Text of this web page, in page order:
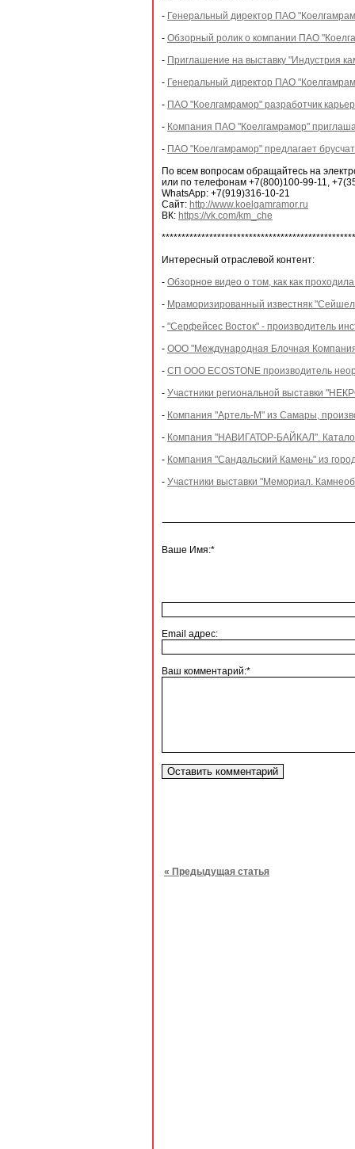
- Генеральный директор ПАО
- Обзорный ролик о компании ПАО
- Приглашение на выставку "Индустрия
- Генеральный директор ПАО
- ПАО "Коелгамрамор" разработчик
- Компания ПАО "Коелгамрамор"
- ПАО "Коелгамрамор" предлагает
По всем вопросам обращайтесь на
или по телефонам +7(800)100-99-11,
WhatsApp: +7(919)316-10-21
Сайт: http://www.koelgamramor.ru
ВК: https://vk.com/km_che
Интересный отраслевой контент:
- Обзорное видео о том, как как
- Мраморизированный известняк
- "Серфейсес Восток" - производитель
- ООО "Международная Блочная
- СП ООО ECOSTONE производитель
- Участники региональной выставки
- Компания "Артель-М" из Самары,
- Компания "НАВИГАТОР-БАЙКАЛ".
- Компания "Сандальский Камень" из
- Участники выставки "Мемориал.
Ваше Имя:*
Email адрес:
Ваш комментарий:*
« Предыдущая статья